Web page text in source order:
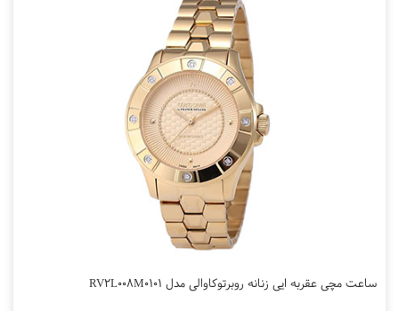
ساعت مچی عقربه ایی زنانه روبرتوکاوالی مدل RV2L008M0101